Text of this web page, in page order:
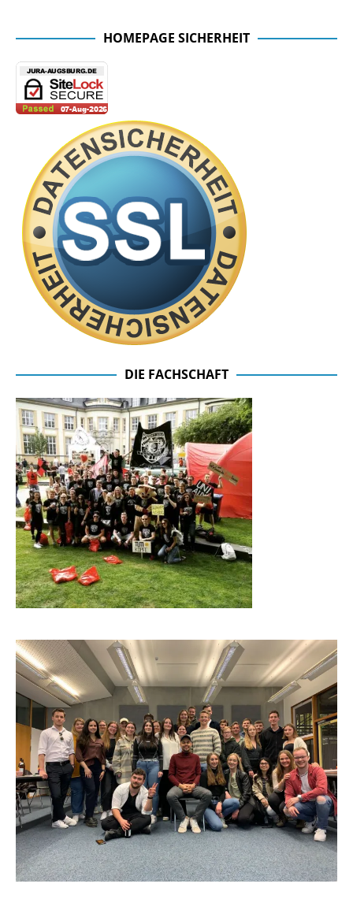
HOMEPAGE SICHERHEIT
DIE FACHSCHAFT